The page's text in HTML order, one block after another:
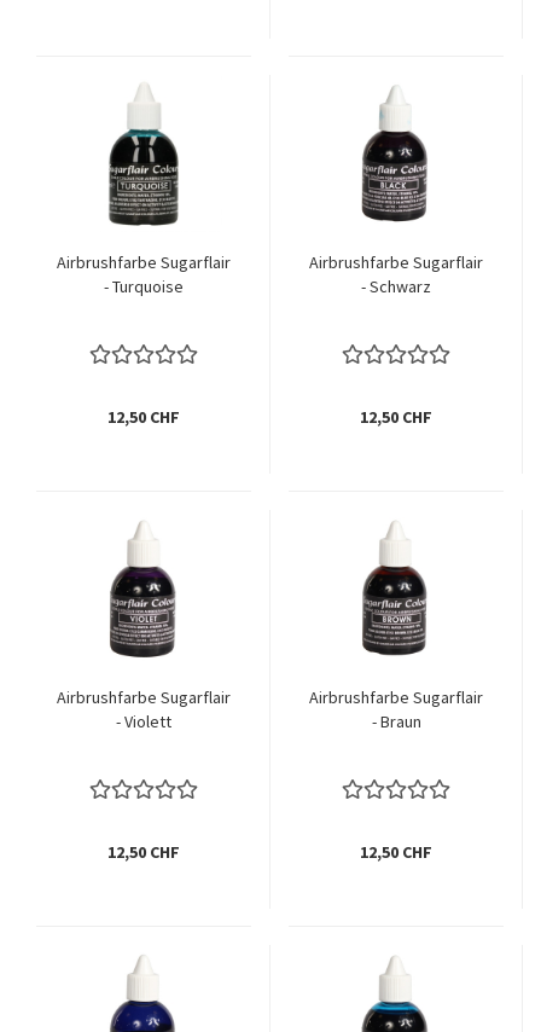
Airbrushfarbe Sugarflair
- Turquoise
12,50 CHF
Airbrushfarbe Sugarflair
- Schwarz
12,50 CHF
Airbrushfarbe Sugarflair
- Violett
12,50 CHF
Airbrushfarbe Sugarflair
- Braun
12,50 CHF